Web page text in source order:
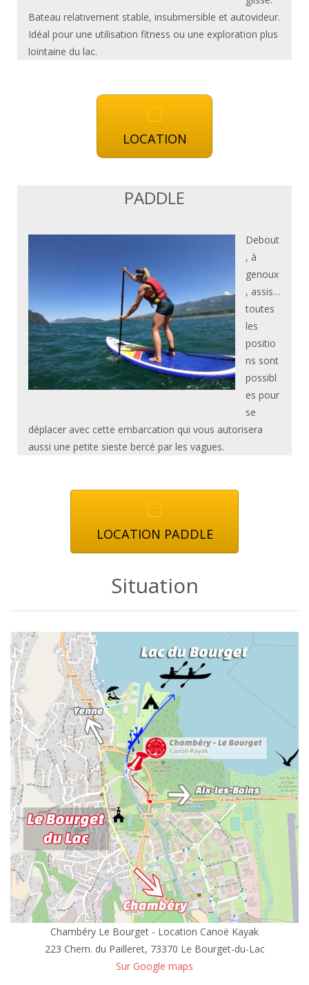
Bateau relativement stable, insubmersible et autovideur.
Idéal pour une utilisation fitness ou une exploration plus
lointaine du lac.
LOCATION
PADDLE
Debout
, à
genoux
, assis…
toutes
les
positio
ns sont
possibl
es pour
se
déplacer avec cette embarcation qui vous autorisera
aussi une petite sieste bercé par les vagues.
LOCATION PADDLE
Situation
Chambéry Le Bourget - Location Canoë Kayak
223 Chem. du Pailleret, 73370 Le Bourget-du-Lac
Sur Google maps